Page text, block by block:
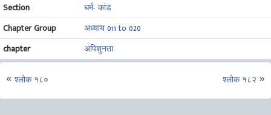
Section
धर्म- कांड
Chapter Group
अध्याय 011 to 020
chapter
अपिशुनता
श्लोक १८० श्लोक १८२